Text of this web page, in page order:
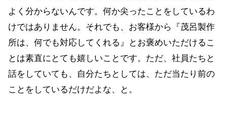
よく分からないんです。何か尖ったことをしているわ
けではありません。それでも、お客様から『茂呂製作
所は、何でも対応してくれる』とお褒めいただけるこ
とは素直にとても嬉しいことです。ただ、社員たちと
話をしていても、自分たちとしては、ただ当たり前の
ことをしているだけだよな、と。